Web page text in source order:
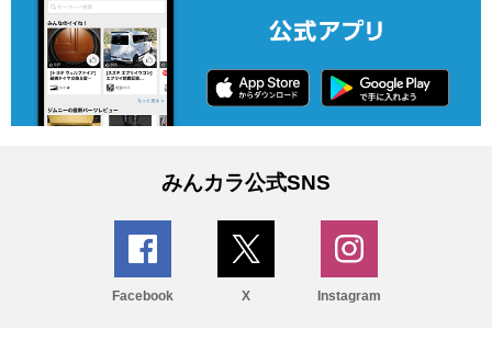
みんカラ公式SNS
Facebook X Instagram